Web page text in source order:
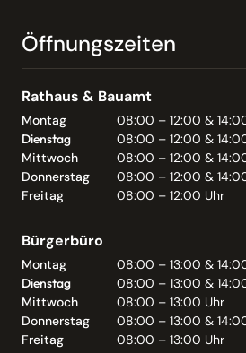
Öffnungszeiten
Rathaus & Bauamt
Montag
08:00 – 12:00 &
Dienstag
08:00 – 12:00 &
Mittwoch
08:00 – 12:00 &
Donnerstag
08:00 – 12:00 &
Freitag
08:00 – 12:00 Uhr
Bürgerbüro
Montag
08:00 – 13:00 &
Dienstag
08:00 – 13:00 &
Mittwoch
08:00 – 13:00 Uhr
Donnerstag
08:00 – 13:00 &
Freitag
08:00 – 13:00 Uhr